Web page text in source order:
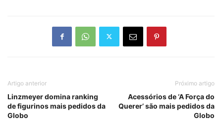
Artigo anterior
Linzmeyer domina ranking
de figurinos mais pedidos da
Globo
Próximo artigo
Acessórios de ‘A Força do
Querer’ são mais pedidos da
Globo